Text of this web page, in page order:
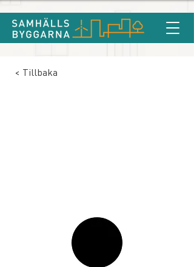
< Tillbaka